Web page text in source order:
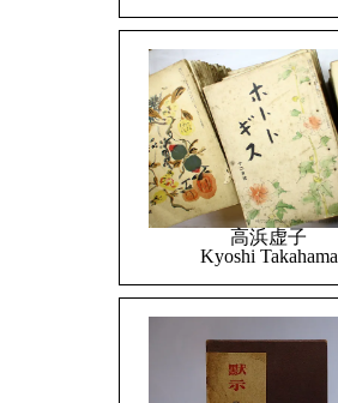
高浜虚子
Kyoshi Takahama